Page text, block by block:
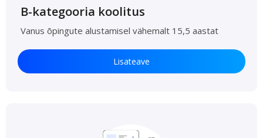
B-kategooria koolitus
Vanus õpingute alustamisel vähemalt 15,5 aastat
Lisateave